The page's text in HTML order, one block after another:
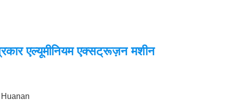
एल्यूमीनियम एक्सट्रूज़न मशीन
Huanan